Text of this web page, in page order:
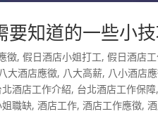
要知道的一些小
徵,假日酒店小姐打工,假日酒店
八大酒店應徵, 八大高薪, 八小酒店
北酒店工作介紹, 台北酒店工作保障,
職缺,酒店工作,酒店工作應徵,